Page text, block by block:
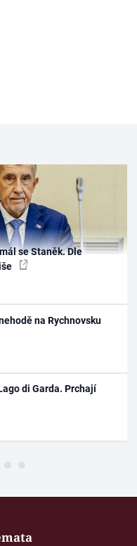
se Staněk. Dle
na Rychnovsku
di Garda. Prchají